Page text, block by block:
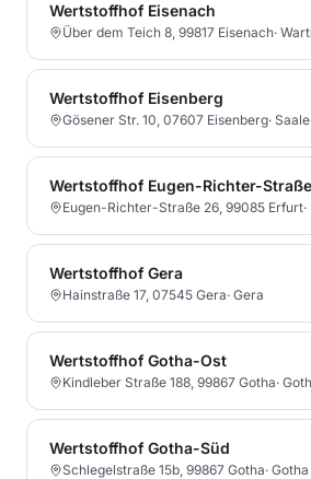
Wertstoffhof Eisenach
Über dem Teich 8, 99817 Eisenach·
Wertstoffhof Eisenberg
Gösener Str. 10, 07607 Eisenberg·
Wertstoffhof Eugen-Richter-Straße
Eugen-Richter-Straße 26, 99085 Erfurt·
Wertstoffhof Gera
Hainstraße 17, 07545 Gera· Gera
Wertstoffhof Gotha-Ost
Kindleber Straße 188, 99867 Gotha·
Wertstoffhof Gotha-Süd
Schlegelstraße 15b, 99867 Gotha· Gotha